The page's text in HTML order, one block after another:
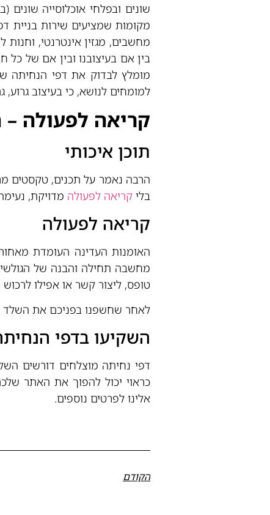
שונים ובפלחי אוכלוסייה
מקומות שמציעים שירות בניית
מחשבים, מגזין אינטרנטי,
בין אם בעיצובנו ובין אם של
מומלץ לבדוק את דפי הנחיתה
למומחים לנושא, כי בעיצוב
קריאה לפעולה
תוכן איכותי
הרבה נאמר על תכנים, טקסטים
בלי קריאה לפעולה מדויקת,
קריאה לפעולה
האומנות העדינה העומדת
מחשבה תחילה והבנה של
טופס, ליצור קשר או אפילו
לאחר שחשפנו בפניכם את השלד
השקיעו בדפי
דפי נחיתה מוצלחים דורשים
כראוי יכול להפוך את האתר
אלינו לפרטים נוספים.
הקודם